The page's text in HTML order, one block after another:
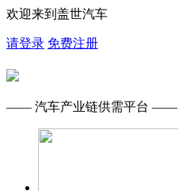
欢迎来到盖世汽车
请登录 免费注册
—— 汽车产业链供需平台 ——